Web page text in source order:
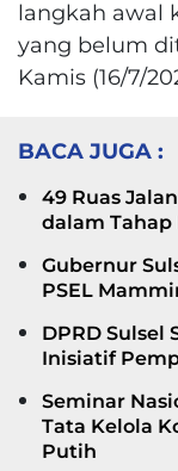
langkah awal
yang belum
Kamis (16/7/
BACA JUGA :
49 Ruas
dalam Tahap
Gubernur
PSEL
DPRD Sulsel
Inisiatif
Seminar
Tata Kelola
Putih